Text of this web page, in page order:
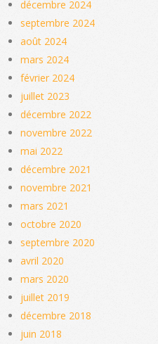
décembre 2024
septembre 2024
août 2024
mars 2024
février 2024
juillet 2023
décembre 2022
novembre 2022
mai 2022
décembre 2021
novembre 2021
mars 2021
octobre 2020
septembre 2020
avril 2020
mars 2020
juillet 2019
décembre 2018
juin 2018